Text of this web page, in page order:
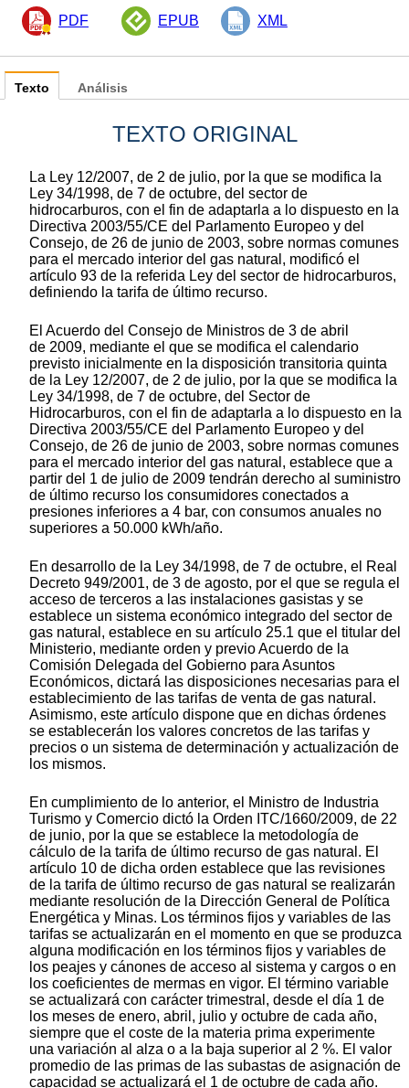
PDF EPUB XML
Texto
TEXTO ORIGINAL
La Ley 12/2007, de 2 de julio, por la que se modifica la
Ley 34/1998, de 7 de octubre, del sector de
hidrocarburos, con el fin de adaptarla a lo dispuesto en la
Directiva 2003/55/CE del Parlamento Europeo y del
Consejo, de 26 de junio de 2003, sobre normas comunes
para el mercado interior del gas natural, modificó el
artículo 93 de la referida Ley del sector de hidrocarburos,
definiendo la tarifa de último recurso.
El Acuerdo del Consejo de Ministros de 3 de abril
de 2009, mediante el que se modifica el calendario
previsto inicialmente en la disposición transitoria quinta
de la Ley 12/2007, de 2 de julio, por la que se modifica la
Ley 34/1998, de 7 de octubre, del Sector de
Hidrocarburos, con el fin de adaptarla a lo dispuesto en la
Directiva 2003/55/CE del Parlamento Europeo y del
Consejo, de 26 de junio de 2003, sobre normas comunes
para el mercado interior del gas natural, establece que a
partir del 1 de julio de 2009 tendrán derecho al suministro
de último recurso los consumidores conectados a
presiones inferiores a 4 bar, con consumos anuales no
superiores a 50.000 kWh/año.
En desarrollo de la Ley 34/1998, de 7 de octubre, el Real
Decreto 949/2001, de 3 de agosto, por el que se regula el
acceso de terceros a las instalaciones gasistas y se
establece un sistema económico integrado del sector de
gas natural, establece en su artículo 25.1 que el titular del
Ministerio, mediante orden y previo Acuerdo de la
Comisión Delegada del Gobierno para Asuntos
Económicos, dictará las disposiciones necesarias para el
establecimiento de las tarifas de venta de gas natural.
Asimismo, este artículo dispone que en dichas órdenes
se establecerán los valores concretos de las tarifas y
precios o un sistema de determinación y actualización de
los mismos.
En cumplimiento de lo anterior, el Ministro de Industria
Turismo y Comercio dictó la Orden ITC/1660/2009, de 22
de junio, por la que se establece la metodología de
cálculo de la tarifa de último recurso de gas natural. El
artículo 10 de dicha orden establece que las revisiones
de la tarifa de último recurso de gas natural se realizarán
mediante resolución de la Dirección General de Política
Energética y Minas. Los términos fijos y variables de las
tarifas se actualizarán en el momento en que se produzca
alguna modificación en los términos fijos y variables de
los peajes y cánones de acceso al sistema y cargos o en
los coeficientes de mermas en vigor. El término variable
se actualizará con carácter trimestral, desde el día 1 de
los meses de enero, abril, julio y octubre de cada año,
siempre que el coste de la materia prima experimente
una variación al alza o a la baja superior al 2 %. El valor
promedio de las primas de las subastas de asignación de
capacidad se actualizará el 1 de octubre de cada año.
Análisis